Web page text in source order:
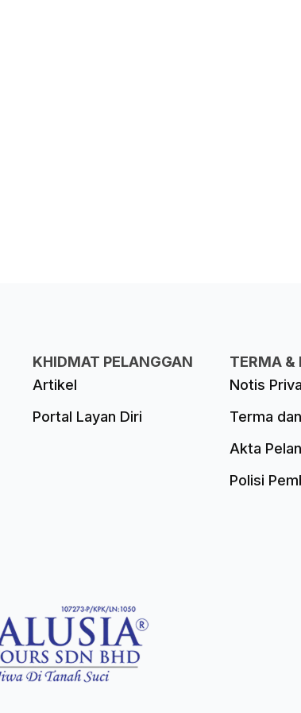
KHIDMAT PELANGGAN
Artikel
Portal Layan Diri
TERMA &
Notis
Terma
Akta
Polisi